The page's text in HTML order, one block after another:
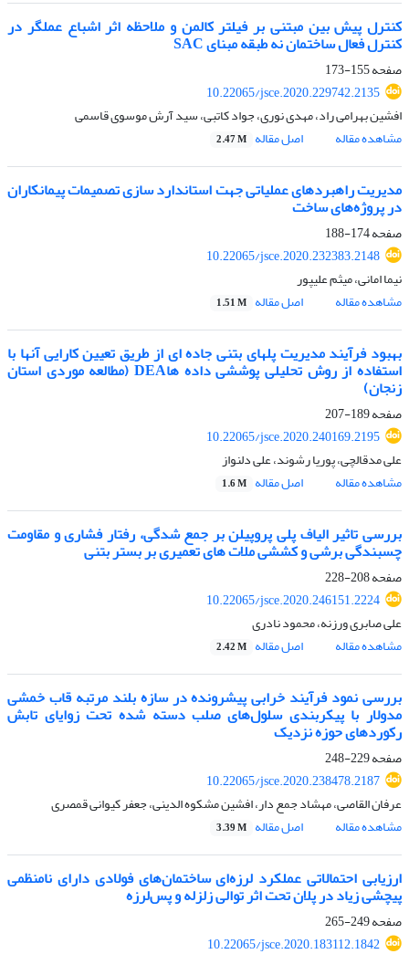
کنترل پیش بین مبتنی بر فیلتر کالمن و ملاحظه اثر اشباع عملگر در
کنترل فعال ساختمان نه طبقه مبنای SAC
صفحه155-173
10.22065/jsce.2020.229742.2135
افشین بهرامی راد، مهدی نوری، جواد کاتبی، سید آرش موسوی قاسمی
مشاهده مقاله
اصل مقاله 2.47 M
مدیریت راهبردهای عملیاتی جهت استاندارد سازی تصمیمات پیمانکاران
در پروژه‌های ساخت
صفحه174-188
10.22065/jsce.2020.232383.2148
نیما امانی، میثم علیپور
مشاهده مقاله
اصل مقاله 1.51 M
بهبود فرآیند مدیریت پلهای بتنی جاده ای از طریق تعیین کارایی آنها با
استفاده از روش تحلیلی پوششی داده هاDEA (مطالعه موردی استان
زنجان)
صفحه189-207
10.22065/jsce.2020.240169.2195
علی مدقالچی، پوریا رشوند، علی دلنواز
مشاهده مقاله
اصل مقاله 1.6 M
بررسی تاثیر الیاف پلی پروپیلن بر جمع شدگی، رفتار فشاری و مقاومت
چسبندگی برشی و کششی ملات های تعمیری بر بستر بتنی
صفحه208-228
10.22065/jsce.2020.246151.2224
علی صابری ورزنه، محمود نادری
مشاهده مقاله
اصل مقاله 2.42 M
بررسی نمود فرآیند خرابی پیشرونده در سازه بلند مرتبه قاب خمشی
مدولار با پیکربندی سلول‌های صلب دسته شده تحت زوایای تابش
رکوردهای حوزه نزدیک
صفحه229-248
10.22065/jsce.2020.238478.2187
عرفان القاصی، مهشاد جمع دار، افشین مشکوه الدینی، جعفر کیوانی قمصری
مشاهده مقاله
اصل مقاله 3.39 M
ارزیابی احتمالاتی عملکرد لرزه‌ای ساختمان‌های فولادی دارای نامنظمی
پیچشی زیاد در پلان تحت اثر توالی زلزله و پس‌لرزه
صفحه249-265
10.22065/jsce.2020.183112.1842